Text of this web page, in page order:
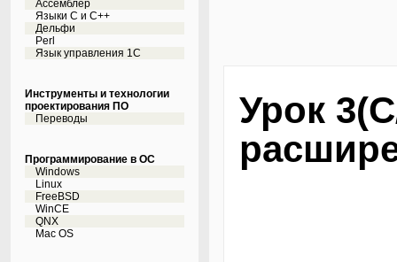
Ассемблер
Языки С и C++
Дельфи
Perl
Язык управления 1С
Инструменты и технологии
проектирования ПО
Переводы
Программирование в ОС
Windows
Linux
FreeBSD
WinCE
QNX
Mac OS
Урок